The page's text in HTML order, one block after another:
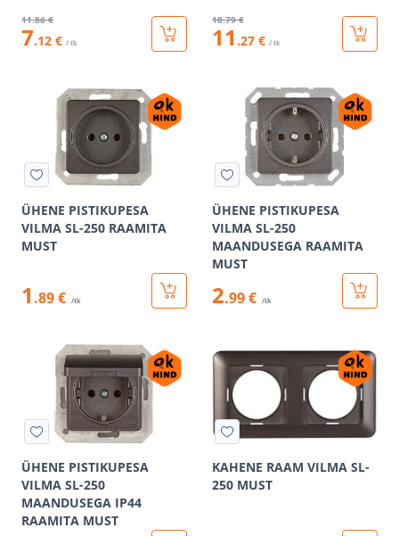
11.86 €
7.12 € / tk
18.79 €
11 .27 € / tk
ÜHENE PISTIKUPESA
VILMA SL-250 RAAMITA
MUST
1 .89 € /tk
ÜHENE PISTIKUPESA
VILMA SL-250
MAANDUSEGA RAAMITA
MUST
2.99 € /tk
ÜHENE PISTIKUPESA
VILMA SL-250
MAANDUSEGA IP44
RAAMITA MUST
KAHENE RAAM VILMA SL-
250 MUST